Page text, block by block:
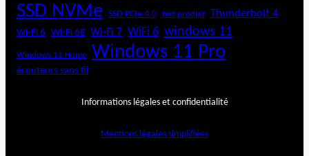
SSD NVMe SSD PCIe 4.0 test produit Thunderbolt 4
Wi-Fi 6 Wi-Fi 6E Wi-Fi 7 WiFi 6 windows 11
Windows 11 Home Windows 11 Pro
écouteurs sans fil
Informations légales et confidentialité
Mentions légales simplifiées